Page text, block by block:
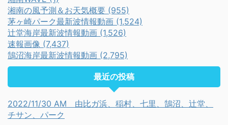
湘南の風予測＆お天気概要 (955)
茅ヶ崎パーク最新波情報動画 (1,524)
辻堂海岸最新波情報動画 (1,526)
速報画像 (7,437)
鵠沼海岸最新波情報動画 (2,795)
最近の投稿
2022/11/30 AM 由比ガ浜、稲村、七里、鵠沼、辻堂、
チサン、パーク